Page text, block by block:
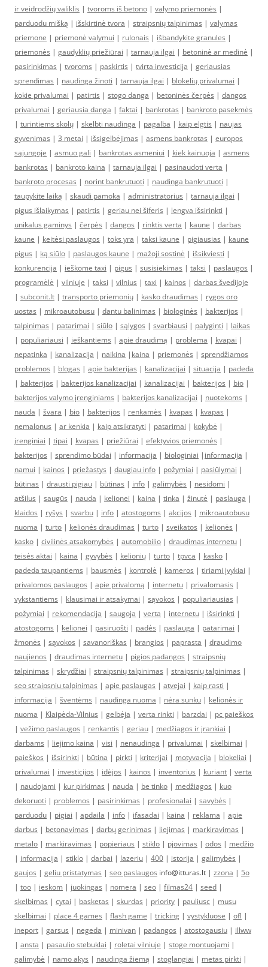
ir veidrodžių valiklis | tvoroms iš betono | valymo priemonės |
parduodu mišką | išskirtinė tvora | straipsnių talpinimas | valymas
priemone | priemonė valymui | rulonais | išbandykite granules |
priemonės | gaudyklių priežiūrai | tarnauja ilgai | betoninė ar medinė |
pasirinkimas | tvoroms | paskirtis | tvirta investicija | geriausias
sprendimas | naudinga žinoti | tarnauja ilgai | blokelių privalumai |
kokie privalumai | patirtis | stogo danga | betoninės čerpės | dangos
privalumai | geriausia danga | faktai | bankrotas | bankroto pasekmės
| turintiems skolų | skelbti naudinga | pagalba | kaip elgtis | naujas
gyvenimas | 3 metai | išsigelbėjimas | asmens bankrotas | europos
sąjungoje | asmuo gali | bankrotas asmeniui | kiek kainuoja | asmens
bankrotas | bankroto kaina | tarnauja ilgai | pasinaudoti verta |
bankroto procesas | norint bankrutuoti | naudinga bankrutuoti |
taupykite laiką | skaudi pamoka | administratorius | tarnauja ilgai |
pigus išlaikymas | patirtis | geriau nei šiferis | lengva išsirinkti |
unikalus gaminys | čerpės | dangos | rinktis verta | kaune | darbas
kaune | keitėsi paslaugos | toks yra | taksi kaune | pigiausias | kaune
pigus | ką siūlo | paslaugos kaune | mažoji sostinė | išsikviesti |
konkurencija | ieškome taxi | pigus | susisiekimas | taksi | paslaugos |
programėlė | vilniuje | taksi | vilnius | taxi | kainos | darbas švedijoje
| subconit.lt | transporto priemonių | kasko draudimas | rygos oro
uostas | mikroautobusu | dantu balinimas | biologinės | bakterijos |
talpinimas | patarimai | siūlo | sąlygos | svarbiausi | palyginti | laikas
| populiariausi | ieškantiems | apie draudimą | problema | kvapai |
nepatinka | kanalizacija | naikina | kaina | priemonės | sprendžiamos
problemos | blogas | apie bakterijas | kanalizacijai | situacija | padeda
| bakterijos | bakterijos kanalizacijai | kanalizacijai | bakterijos | bio |
bakterijos valymo įrenginiams | bakterijos kanalizacijai | nuotekoms |
nauda | švara | bio | bakterijos | renkamės | kvapas | kvapas |
nemalonus | ar kenkia | kaip atsikratyti | patarimai | kokybė |
įrenginiai | tipai | kvapas | priežiūrai | efektyvios priemonės |
bakterijos | sprendimo būdai | informacija | biologiniai | informacija |
namui | kainos | priežastys | daugiau info | požymiai | pasiūlymai |
būtinas | drausti pigiau | būtinas | info | galimybės | nesidomi |
atšilus | saugūs | nauda | kelionei | kaina | tinka | žinutė | paslauga |
klaidos | ryšys | svarbu | info | atostogoms | akcijos | mikroautobusu
nuoma | turto | kelionės draudimas | turto | sveikatos | kelionės |
kasko | civilinės atsakomybės | automobilio | draudimas internetu |
teisės aktai | kaina | gyvybės | kelionių | turto | tpvca | kasko |
padeda taupantiems | bausmės | kontrolė | kameros | tiriami įvykiai |
privalomos paslaugos | apie privalomą | internetu | privalomasis |
vykstantiems | klausimai ir atsakymai | sąvokos | populiariausias |
požymiai | rekomendacija | saugoja | verta | internetu | išsirinkti |
atostogoms | kelionei | pasiruošti | padės | paslauga | patarimai |
žmonės | sąvokos | savanoriškas | brangios | paprasta | draudimo
naujienos | draudimas internetu | pigios padangos | straipsnių
talpinimas | skrydžiai | straipsnių talpinimas | straipsnių talpinimas |
seo straipsniu talpinimas | apie paslaugas | atvejai | kaip rasti |
informacija | šventėms | naudinga nuoma | nėra sunku | kelionės ir
nuoma | Klaipėda-Vilnius | gelbėja | verta rinkti | barzdai | pc paieškos
| vežimo paslaugos | renkantis | geriau | medžiagos ir įrankiai |
darbams | liejimo kaina | visi | nenaudinga | privalumai | skelbimai |
paieškos | išsirinkti | būtina | pirkti | kriterijai | motyvacija | blokeliai |
privalumai | investicijos | idėjos | kainos | inventorius | kuriant | verta
| naudojami | kur pirkimas | nauda | be tinko | medžiagos | kuo
dekoruoti | problemos | pasirinkimas | profesionalai | savybės |
parduodu | pigiai | apdaila | info | ifasadai | kaina | reklama | apie
darbus | betonavimas | darbų gerinimas | liejimas | markiravimas |
metalo | markiravimas | popieriaus | stiklo | pjovimas | odos | medžio
| informacija | stiklo | darbai | lazeriu | 400 | istorija | galimybės |
gaujos | geliu pristatymas | seo paslaugos info@itturas.lt | zzona | 5o
| too | ieskom | juokingas | nomera | seo | filmas24 | seed |
skelbimas | cytai | basketas | skurdas | priority | pauliusc | musu
skelbimai | place 4 games | flash game | tricking | vystykluose | ofl |
ineport | garsus | negeda | minivan | padangos | atostogausiu | illww
| ansta | pasaulio stebuklai | roletai vilniuje | stoge montuojami |
galimybė | namo akys | naudinga žiemą | stoglangiai | metas pirkti |